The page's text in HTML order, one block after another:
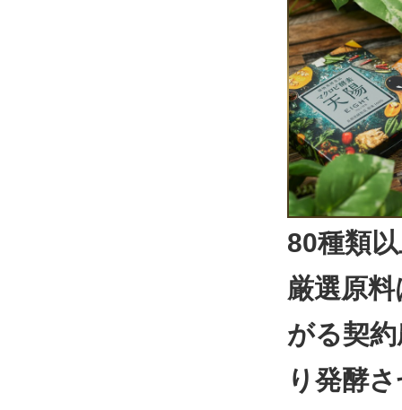
80種類
厳選原
がる契
り発酵